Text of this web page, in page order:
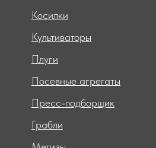
Косилки
Культиваторы
Плуги
Посевные агрегаты
Пресс-подборщик
Грабли